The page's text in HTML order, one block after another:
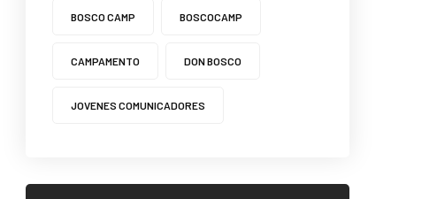
BOSCO CAMP BOSCOCAMP
CAMPAMENTO DON BOSCO
JOVENES COMUNICADORES